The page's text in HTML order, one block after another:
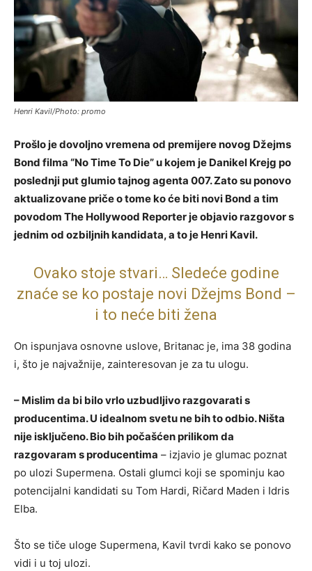
Henri Kavil/Photo: promo
Prošlo je dovoljno vremena od premijere novog Džejms
Bond filma “No Time To Die” u kojem je Danikel Krejg po
poslednji put glumio tajnog agenta 007. Zato su ponovo
aktualizovane priče o tome ko će biti novi Bond a tim
povodom The Hollywood Reporter je objavio razgovor s
jednim od ozbiljnih kandidata, a to je Henri Kavil.
Ovako stoje stvari… Sledeće godine
znaće se ko postaje novi Džejms Bond –
i to neće biti žena
On ispunjava osnovne uslove, Britanac je, ima 38 godina
i, što je najvažnije, zainteresovan je za tu ulogu.
– Mislim da bi bilo vrlo uzbudljivo razgovarati s
producentima. U idealnom svetu ne bih to odbio. Ništa
nije isključeno. Bio bih počašćen prilikom da
razgovaram s producentima – izjavio je glumac poznat
po ulozi Supermena. Ostali glumci koji se spominju kao
potencijalni kandidati su Tom Hardi, Ričard Maden i Idris
Elba.
Što se tiče uloge Supermena, Kavil tvrdi kako se ponovo
vidi i u toj ulozi.